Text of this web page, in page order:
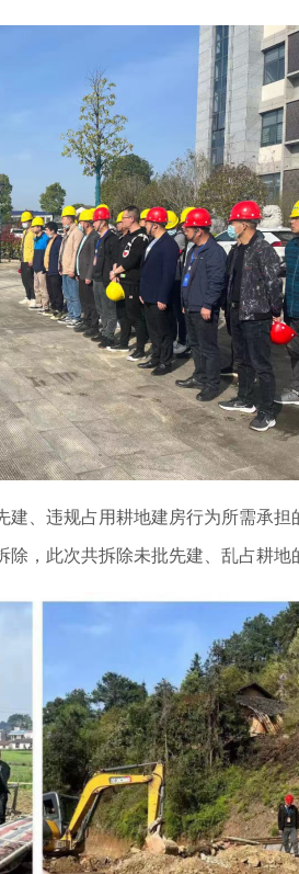
、违规占用耕地建房行为所需承
，此次共拆除未批先建、乱占耕